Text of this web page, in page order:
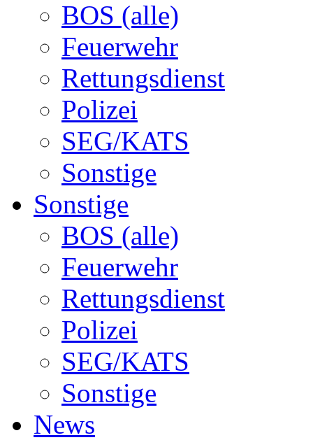
BOS (alle)
Feuerwehr
Rettungsdienst
Polizei
SEG/KATS
Sonstige
Sonstige
BOS (alle)
Feuerwehr
Rettungsdienst
Polizei
SEG/KATS
Sonstige
News